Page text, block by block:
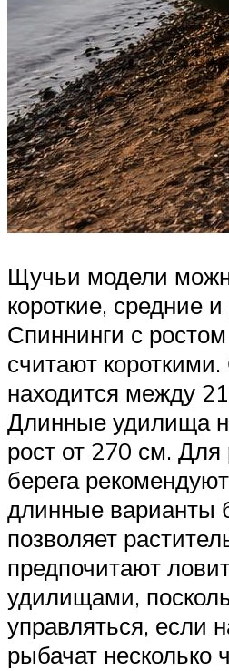
Щучьи модели
короткие, средние
Спиннинги с
считают
находится между
Длинные удилища
рост от 270 см.
берега
длинные варианты
позволяет
предпочитают
удилищами,
управляться, если
рыбачат несколько